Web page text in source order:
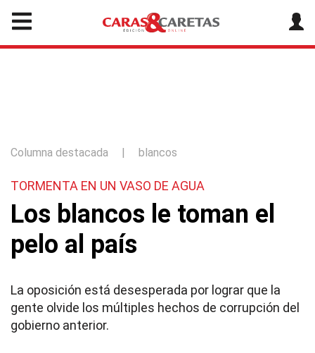
Columna destacada | blancos
TORMENTA EN UN VASO DE AGUA
Los blancos le toman el
pelo al país
La oposición está desesperada por lograr que la
gente olvide los múltiples hechos de corrupción del
gobierno anterior.